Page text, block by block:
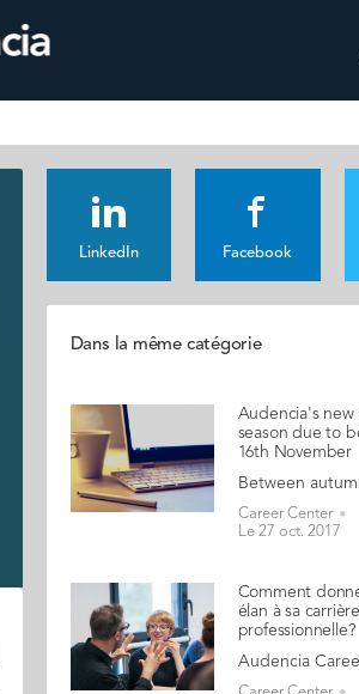
LinkedIn Facebook
Dans la même catégorie
Audencia's new
season due to
16th November
Career Center
Le 27 oct. 2017
Comment
élan à sa carrière
professionnelle?